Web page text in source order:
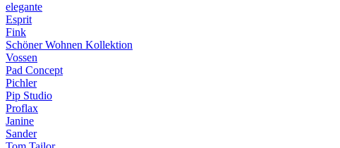
elegante
Esprit
Fink
Schöner Wohnen Kollektion
Vossen
Pad Concept
Pichler
Pip Studio
Proflax
Janine
Sander